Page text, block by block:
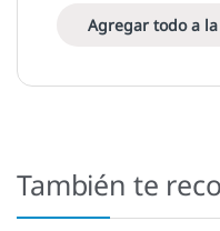
Agregar todo a
También te